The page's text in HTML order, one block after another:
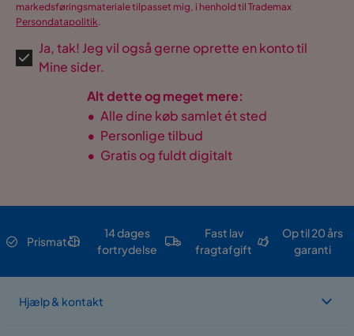
markedsføringsmateriale tilpasset mig, i henhold til Trademax
Persondatapolitik.
Ja, tak! Jeg vil også gerne oprette en konto til
Mine sider.
Alt dette og meget mere:
• Alle dine køb samlet ét sted
• Personlige tilbud
• Gratis og fuldt digitalt
Prismatch
14 dages
fortrydelse
Fast lav
fragtafgift
Op til 20 års
garanti
Hjælp & kontakt